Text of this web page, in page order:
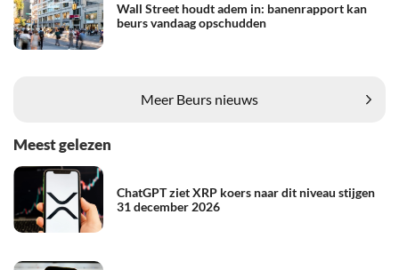
Wall Street houdt adem in: banenrapport kan
beurs vandaag opschudden
Meer Beurs nieuws
Meest gelezen
ChatGPT ziet XRP koers naar dit niveau stijgen
31 december 2026